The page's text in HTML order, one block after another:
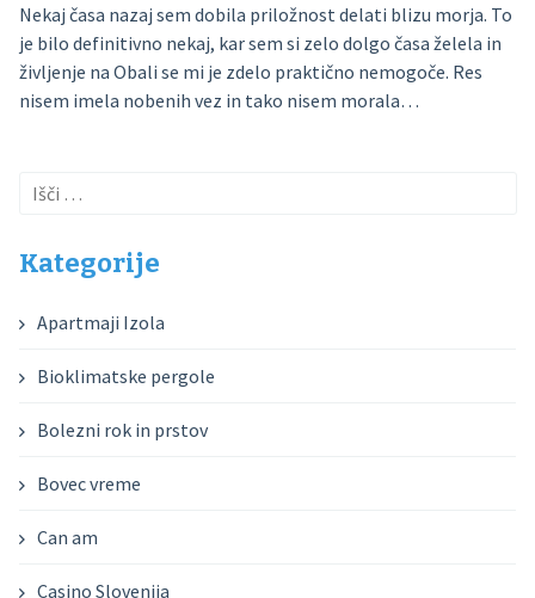
Nekaj časa nazaj sem dobila priložnost delati blizu morja. To
je bilo definitivno nekaj, kar sem si zelo dolgo časa želela in
življenje na Obali se mi je zdelo praktično nemogoče. Res
nisem imela nobenih vez in tako nisem morala…
Išči:
Kategorije
Apartmaji Izola
Bioklimatske pergole
Bolezni rok in prstov
Bovec vreme
Can am
Casino Slovenija